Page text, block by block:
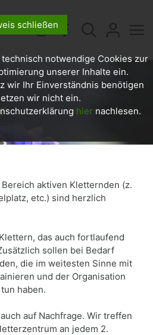
aktiven Kletternden (z.
etc.) sind herzlich
das auch fortlaufend
sollen bei Bedarf
die im weitesten Sinne mit
und der Organisation
haben.
auf Nachfrage. Wir treffen
an jedem 2.
schließen
notwendige Cookies zur
unserer Inhalte ein.
wir Ihr Einverständnis benötigen
wir nicht ein.
hier nachlesen.